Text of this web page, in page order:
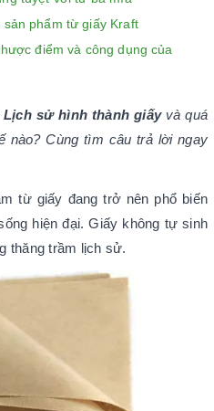
phẩm từ giấy Kraft
điểm và công dụng của
Lịch sử hình thành giấy và quá
nào? Cùng tìm câu trả lời ngay
từ giấy đang trở nên phổ biến
hiện đại. Giấy không tự sinh
thăng trầm lịch sử.